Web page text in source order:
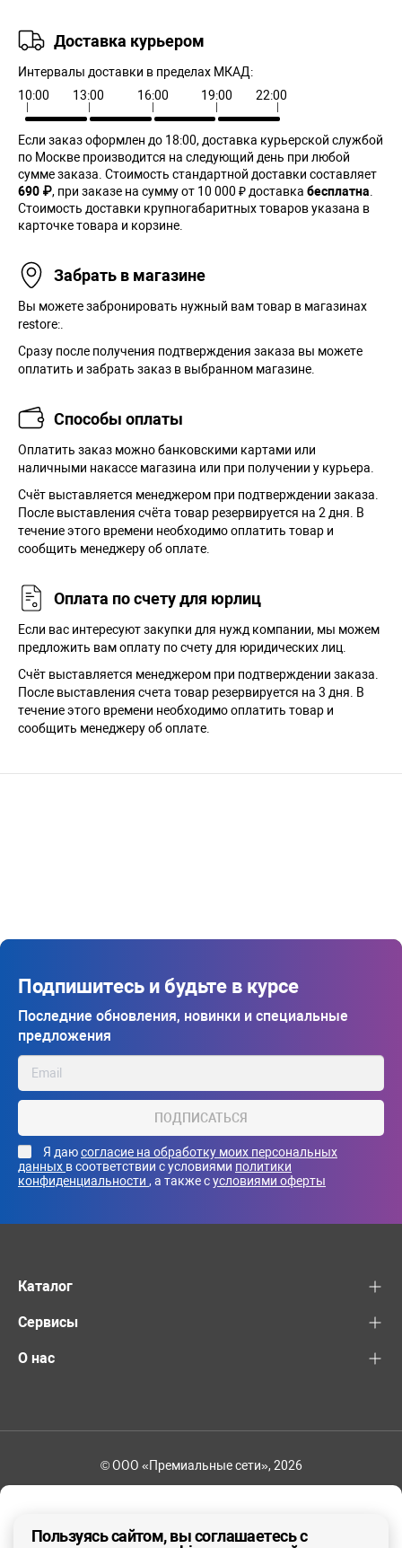
Доставка курьером
Интервалы доставки в пределах МКАД:
10:00
13:00 16:00 19:00 22:00
Если заказ оформлен до 18:00, доставка курьерской службой
по Москве производится на следующий день при любой
сумме заказа. Cтоимость стандартной доставки составляет
690 ₽, при заказе на сумму от 10 000 ₽ доставка бесплатна.
Стоимость доставки крупногабаритных товаров указана в
карточке товара и корзине.
Забрать в магазине
Вы можете забронировать нужный вам товар в магазинах
restore:.
Сразу после получения подтверждения заказа вы можете
оплатить и забрать заказ в выбранном магазине.
Способы оплаты
Оплатить заказ можно банковскими картами или
наличными накассе магазина или при получении у курьера.
Cчёт выставляется менеджером при подтверждении заказа.
После выставления счёта товар резервируется на 2 дня. В
течение этого времени необходимо оплатить товар и
сообщить менеджеру об оплате.
Оплата по счету для юрлиц
Если вас интересуют закупки для нужд компании, мы можем
предложить вам оплату по счету для юридических лиц.
Счёт выставляется менеджером при подтверждении заказа.
После выставления счета товар резервируется на 3 дня. В
течение этого времени необходимо оплатить товар и
сообщить менеджеру об оплате.
Подпишитесь и будьте в курсе
Последние обновления, новинки и специальные
предложения
ПОДПИСАТЬСЯ
Я даюсогласие на обработку моих персональных
данных в соответствии с условиями политики
конфиденциальности , а также сусловиями оферты
Каталог
Сервисы
О нас
© ООО «Премиальные сети», 2026
Пользуясь сайтом, вы соглашаетесь с